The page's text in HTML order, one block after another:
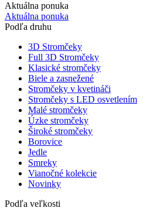
Aktuálna ponuka
Aktuálna ponuka
Podľa druhu
3D Stromčeky
Full 3D Stromčeky
Klasické stromčeky
Biele a zasnežené
Stromčeky v kvetináči
Stromčeky s LED osvetlením
Malé stromčeky
Úzke stromčeky
Široké stromčeky
Borovice
Jedle
Smreky
Vianočné kolekcie
Novinky
Podľa veľkosti